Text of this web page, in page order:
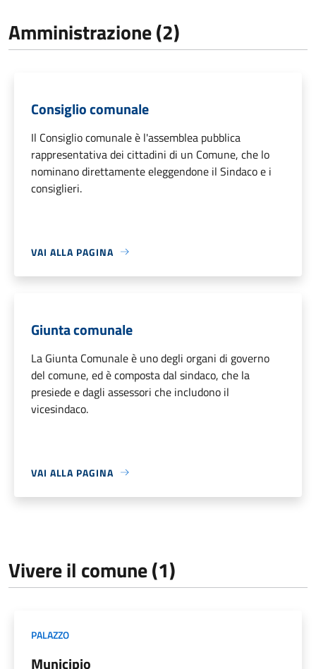
Amministrazione (2)
Consiglio comunale
Il Consiglio comunale è l'assemblea pubblica
rappresentativa dei cittadini di un Comune, che lo
nominano direttamente eleggendone il Sindaco e i
consiglieri.
VAI ALLA PAGINA
Giunta comunale
La Giunta Comunale è uno degli organi di governo
del comune, ed è composta dal sindaco, che la
presiede e dagli assessori che includono il
vicesindaco.
VAI ALLA PAGINA
Vivere il comune (1)
PALAZZO
Municipio